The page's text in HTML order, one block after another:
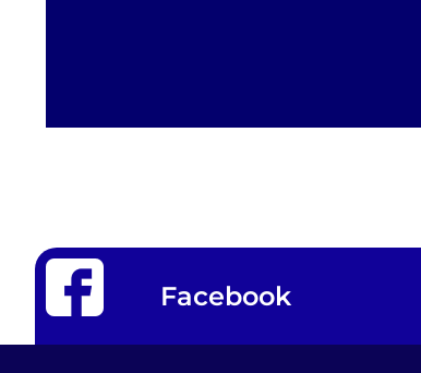
Facebook